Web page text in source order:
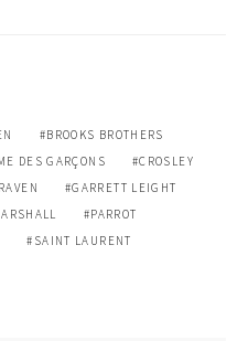
BROOKS BROTHERS
DES GARÇONS
CROSLEY
GARRETT LEIGHT
PARROT
SAINT LAURENT